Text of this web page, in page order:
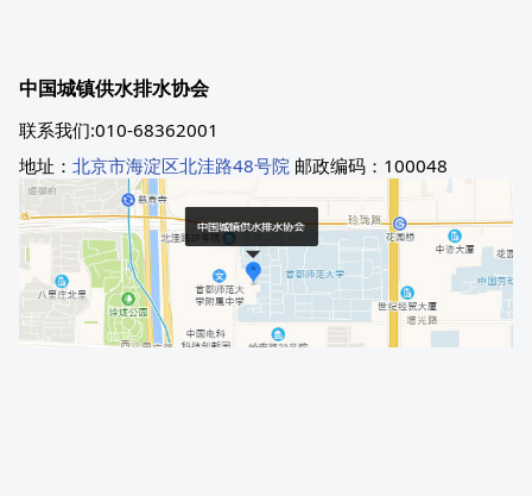
中国城镇供水排水协会
联系我们:010-68362001
地址： 北京市海淀区北洼路48号院 邮政编码：100048